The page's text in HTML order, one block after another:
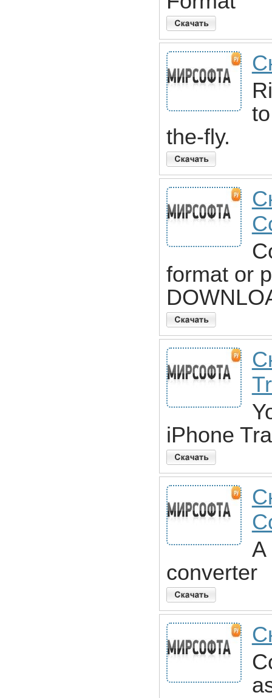
the-fly.
format or
iPhone
A
converter